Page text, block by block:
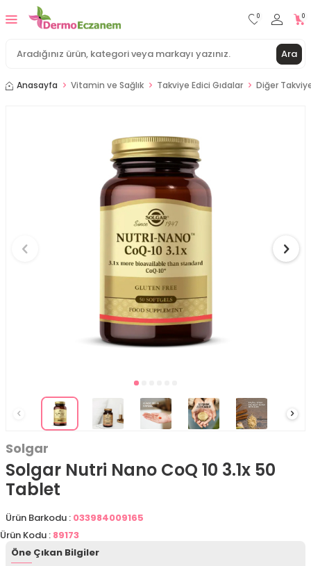
Ara
0 0
Anasayfa Vitamin ve Sağlık Takviye Edici Gıdalar Diğer
Solgar
Solgar Nutri Nano CoQ 10 3.1x 50
Tablet
Ürün Barkodu : 033984009165
Ürün Kodu : 89173
Öne Çıkan Bilgiler